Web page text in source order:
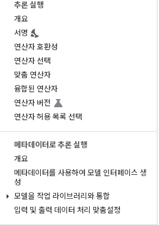
추론 실행
개요
서명
연산자 호환성
연산자 선택
맞춤 연산자
융합된 연산자
연산자 버전
연산자 허용 목록 선택
메타데이터로 추론 실행
개요
메타데이터를 사용하여 모델 인터페이스 생
성
모델을 작업 라이브러리와 통합
입력 및 출력 데이터 처리 맞춤설정